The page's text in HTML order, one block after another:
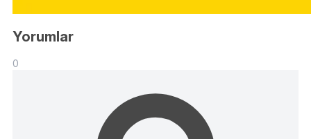
Yorumlar
0